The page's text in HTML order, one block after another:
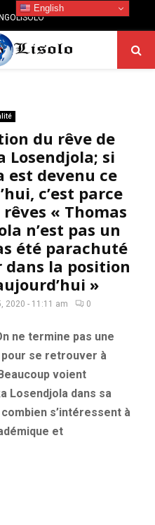
du rêve de
Losendjola; si
est devenu ce
c’est parce
« Thomas
n’est pas un
été parachuté
la position
»
2020 - 11:11 am 0
ne termine pas une
pour se retrouver à
voient
Losendjola dans sa
s’intéressent à
et
English